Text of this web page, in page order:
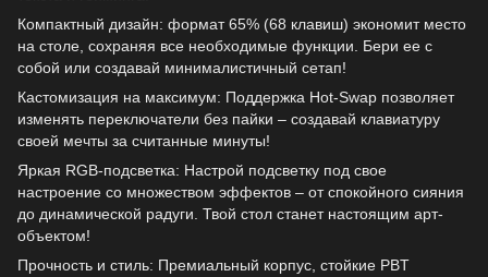
Компактный дизайн: формат 65% (68 клавиш) экономит место
на столе, сохраняя все необходимые функции. Бери ее с
собой или создавай минималистичный сетап!
Кастомизация на максимум: Поддержка Hot-Swap позволяет
изменять переключатели без пайки – создавай клавиатуру
своей мечты за считанные минуты!
Яркая RGB-подсветка: Настрой подсветку под свое
настроение со множеством эффектов – от спокойного сияния
до динамической радуги. Твой стол станет настоящим арт-
объектом!
Прочность и стиль: Премиальный корпус, стойкие PBT